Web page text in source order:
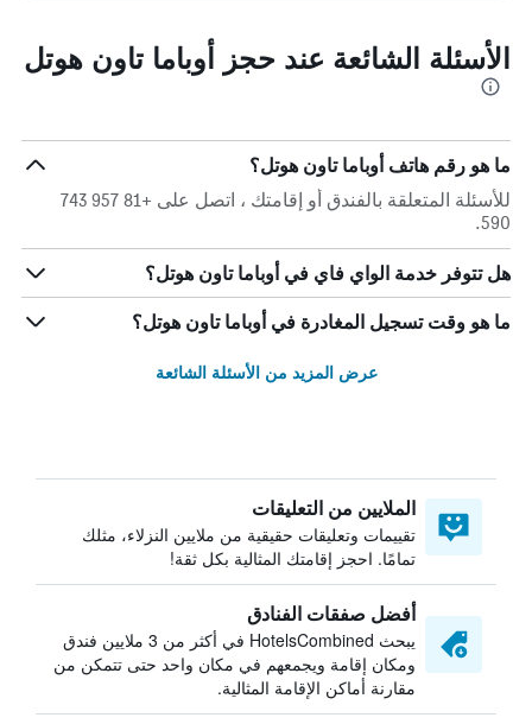
الأسئلة الشائعة عند حجز أوباما تاون هوتل
ما هو رقم هاتف أوباما تاون هوتل؟
للأسئلة المتعلقة بالفندق أو إقامتك ، اتصل على +81 957 743
590.
هل تتوفر خدمة الواي فاي في أوباما تاون هوتل؟
ما هو وقت تسجيل المغادرة في أوباما تاون هوتل؟
عرض المزيد من الأسئلة الشائعة
الملايين من التعليقات
تقييمات وتعليقات حقيقية من ملايين النزلاء، مثلك
تمامًا. احجز إقامتك المثالية بكل ثقة!
أفضل صفقات الفنادق
يبحث HotelsCombined في أكثر من 3 ملايين فندق
ومكان إقامة ويجمعهم في مكان واحد حتى تتمكن من
مقارنة أماكن الإقامة المثالية.